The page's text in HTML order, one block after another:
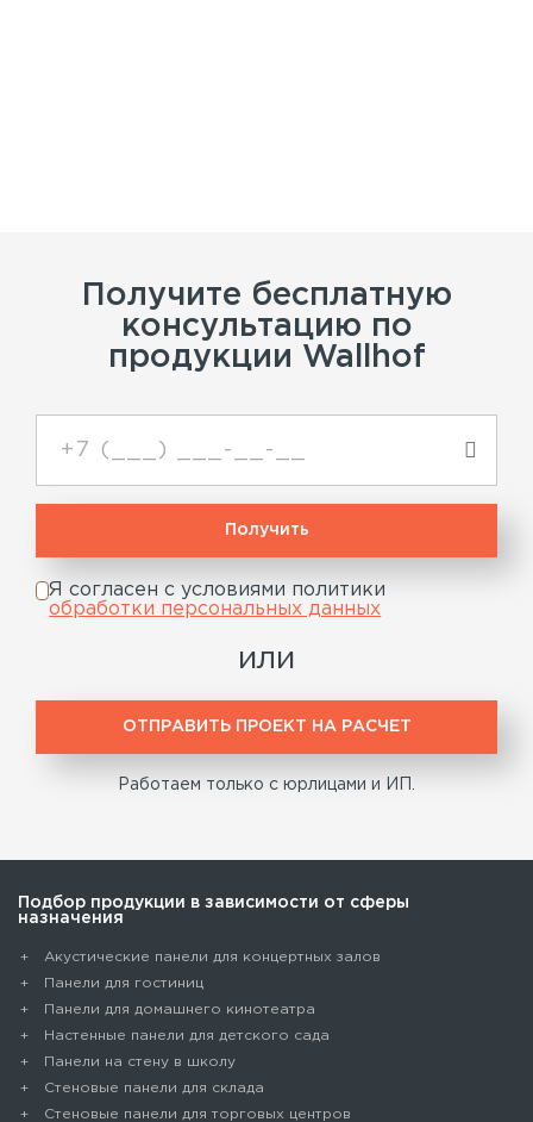
Получите бесплатную
консультацию по
продукции Wallhof
Я согласен с условиями политики
обработки персональных данных
или
ОТПРАВИТЬ ПРОЕКТ НА РАСЧЕТ
Работаем только с юрлицами и ИП.
Подбор продукции в зависимости от сферы
назначения
Акустические панели для концертных залов
Панели для гостиниц
Панели для домашнего кинотеатра
Настенные панели для детского сада
Панели на стену в школу
Стеновые панели для склада
Cтеновые панели для торговых центров